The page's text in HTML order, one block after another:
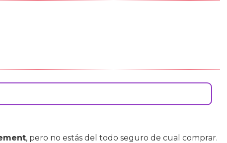
, pero no estás del todo seguro de cual comprar.